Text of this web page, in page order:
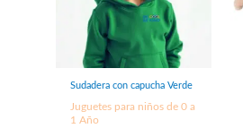
Sudadera con capucha Verde
Juguetes para niños de 0 a
1 Año